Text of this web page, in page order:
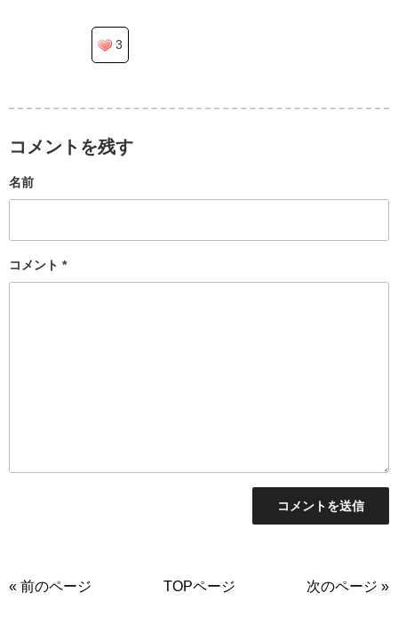
3
コメントを残す
コメント *
名前
« 前のページ TOPページ 次のページ »